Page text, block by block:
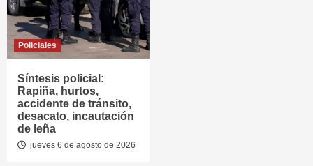
Policiales
Síntesis policial:
Rapiña, hurtos,
accidente de tránsito,
desacato, incautación
de leña
jueves 6 de agosto de 2026